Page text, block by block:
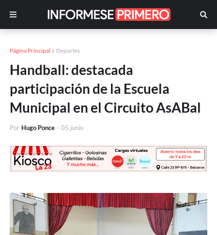
Página Principal Deportes
Handball: destacada
participación de la Escuela
Municipal en el Circuito AsABal
Por Hugo Ponce - 05 junio